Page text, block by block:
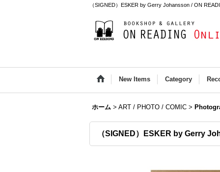
（SIGNED）ESKER by Gerry Johansson / ON
New Items Category
ホーム > ART / PHOTO / COMIC >
（SIGNED）ESKER by Gerry